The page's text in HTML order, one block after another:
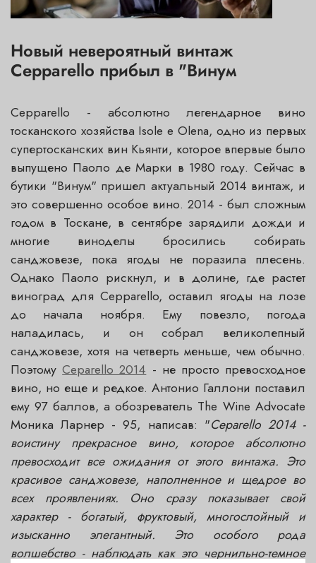
Новый невероятный винтаж
Cepparello прибыл в "Винум
Cepparello - абсолютно легендарное вино
тосканского хозяйства Isole e Olena, одно из первых
супертосканских вин Кьянти, которое впервые было
выпущено Паоло де Марки в 1980 году. Сейчас в
бутики "Винум" пришел актуальный 2014 винтаж, и
это совершенно особое вино. 2014 - был сложным
годом в Тоскане, в сентябре зарядили дожди и
многие виноделы бросились собирать
санджовезе, пока ягоды не поразила плесень.
Однако Паоло рискнул, и в долине, где растет
виноград для Cepparello, оставил ягоды на лозе
до начала ноября. Ему повезло, погода
наладилась, и он собрал великолепный
санджовезе, хотя на четверть меньше, чем обычно.
ПоэтомуCeparello 2014 - не просто превосходное
вино, но еще и редкое. Антонио Галлони поставил
ему 97 баллов, а обозреватель The Wine Advocate
Моника Ларнер - 95, написав: "Ceparello 2014 -
воистину прекрасное вино, которое абсолютно
превосходит все ожидания от этого винтажа. Это
красивое санджовезе, наполненное и щедрое во
всех проявлениях. Оно сразу показывает свой
характер - богатый, фруктовый, многослойный и
изысканно элегантный. Это особого рода
волшебство - наблюдать как это чернильно-темное